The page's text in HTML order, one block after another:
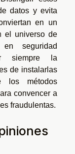
datos y evita
en un
el universo de
seguridad
siempre la
de instalarlas
los métodos
convencer a
fraudulentas.